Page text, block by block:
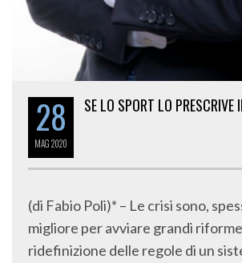
28
MAG2020
SE LO SPORT LO PRESCRIVE
(di Fabio Poli)* – Le crisi sono,
migliore per avviare grandi
ridefinizione delle regole di un